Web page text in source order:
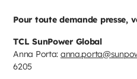
Pour toute demande presse,
TCL SunPower Global
Anna Porta:
6205